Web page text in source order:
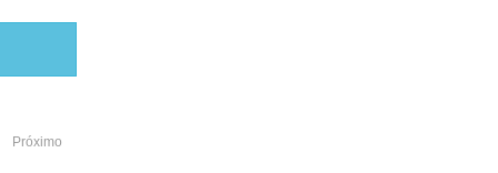
Próximo